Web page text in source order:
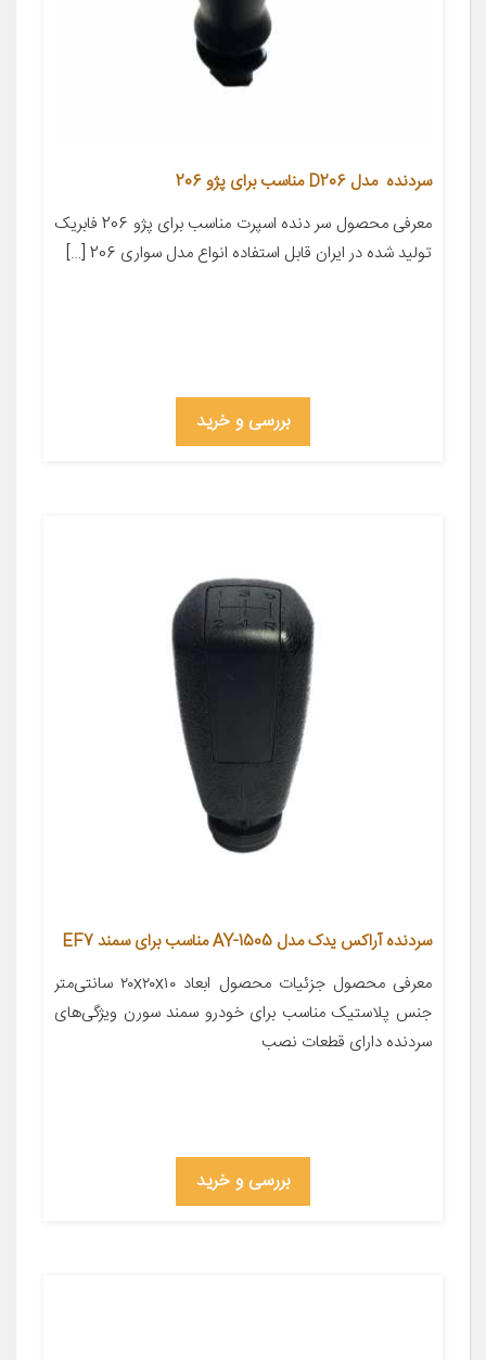
سردنده مدل D206 مناسب برای پژو 206
معرفی محصول سر دنده اسپرت مناسب برای پژو 206 فابریک
تولید شده در ایران قابل استفاده انواع مدل سواری 206 […]
بررسی و خرید
سردنده آراکس یدک مدل AY-1505 مناسب برای سمند EF7
معرفی محصول جزئیات محصول ابعاد ۲۰x۲۰x۱۰ سانتی‌متر
جنس پلاستیک مناسب برای خودرو سمند سورن ویژگی‌های
سردنده دارای قطعات نصب
بررسی و خرید